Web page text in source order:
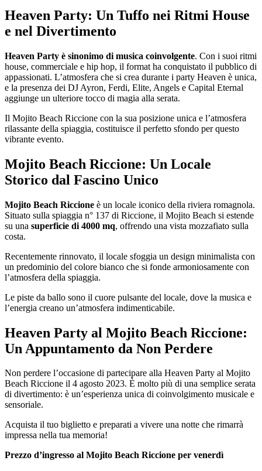
Heaven Party: Un Tuffo nei Ritmi House
e nel Divertimento
Heaven Party è sinonimo di musica coinvolgente. Con i suoi ritmi
house, commerciale e hip hop, il format ha conquistato il pubblico di
appassionati. L’atmosfera che si crea durante i party Heaven è unica,
e la presenza dei DJ Ayron, Ferdi, Elite, Angels e Capital Eternal
aggiunge un ulteriore tocco di magia alla serata.
Il Mojito Beach Riccione con la sua posizione unica e l’atmosfera
rilassante della spiaggia, costituisce il perfetto sfondo per questo
vibrante evento.
Mojito Beach Riccione: Un Locale
Storico dal Fascino Unico
Mojito Beach Riccione è un locale iconico della riviera romagnola.
Situato sulla spiaggia n° 137 di Riccione, il Mojito Beach si estende
su una superficie di 4000 mq, offrendo una vista mozzafiato sulla
costa.
Recentemente rinnovato, il locale sfoggia un design minimalista con
un predominio del colore bianco che si fonde armoniosamente con
l’atmosfera della spiaggia.
Le piste da ballo sono il cuore pulsante del locale, dove la musica e
l’energia creano un’atmosfera indimenticabile.
Heaven Party al Mojito Beach Riccione:
Un Appuntamento da Non Perdere
Non perdere l’occasione di partecipare alla Heaven Party al Mojito
Beach Riccione il 4 agosto 2023. È molto più di una semplice serata
di divertimento: è un’esperienza unica di coinvolgimento musicale e
sensoriale.
Acquista il tuo biglietto e preparati a vivere una notte che rimarrà
impressa nella tua memoria!
Prezzo d’ingresso al Mojito Beach Riccione per venerdì